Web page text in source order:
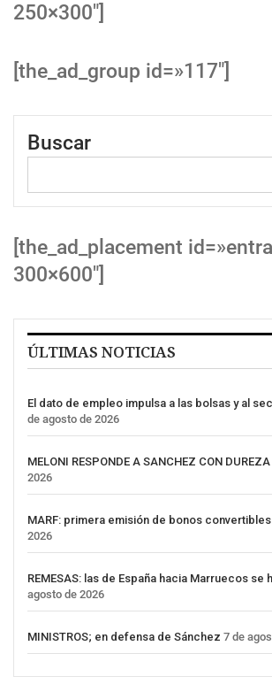
250×300″]
[the_ad_group id=»117″]
Buscar
[the_ad_placement
300×600″]
ÚLTIMAS NOTICIAS
El dato de empleo impulsa a las bolsas y al
de agosto de 2026
MELONI RESPONDE A SANCHEZ CON DUREZA
2026
MARF: primera emisión de bonos convertibles
2026
REMESAS: las de España hacia Marruecos se
agosto de 2026
MINISTROS; en defensa de Sánchez 7 de